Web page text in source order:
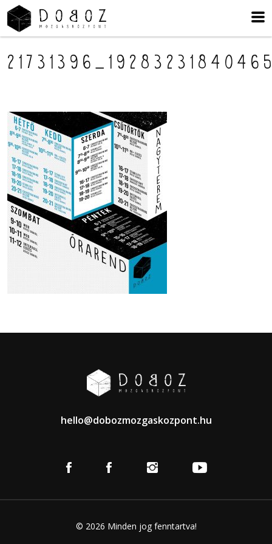
hello@dobozmozgaskozpont.hu
© 2026 Minden jog fenntartva!